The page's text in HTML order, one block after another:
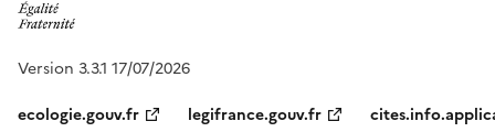
Version 3.3.1 17/07/2026
ecologie.gouv.fr
legifrance.gouv.fr